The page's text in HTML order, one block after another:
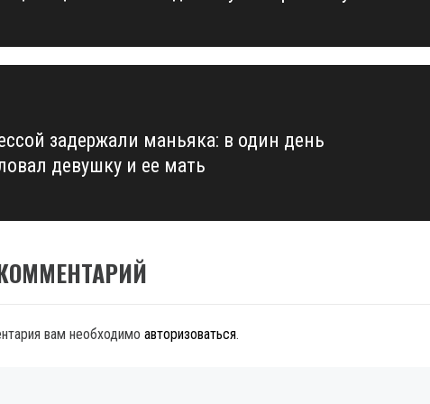
задержали маньяка: в один день
девушку и ее мать
вам необходимо авторизоваться.